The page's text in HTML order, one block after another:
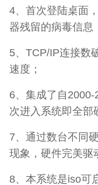
4、首次登陆桌面
器残留的病毒信息
5、TCP/IP连接数
速度；
6、集成了自
次进入系统即全部
7、通过数台不同
现象，硬件完美驱
8、本系统是iso可